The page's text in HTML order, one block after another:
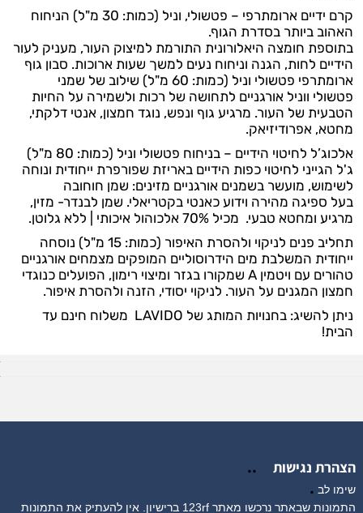
קרם ידיים ארומתרפי – פטשולי, וניל (כמות: 30 מ"ל) הניחוח
האהוב ביותר בסדרת הגוף.
בתוספת חומצה היאלורונית התורמת למיצוק העור, מעניק לעור
הידיים לחות, הגנה וניחוח נעים למשך שעות ארוכות. סבון גוף
ארומתרפי פטשולי וניל (כמות: 60 מ"ל) שילוב של שמני
פטשולי ווניל אורגניים לתחושה של רכות ולשמירה על החיות
הטבעית של העור. מרגיע גוף ונפש, נוגד חמצון, אנטי דלקתי,
מחטא, אפרודיזיאק.
אלכוג’ל לחיטוי הידיים – בניחוח פטשולי וניל (כמות: 80 מ"ל)
ג'ל הגייני לחיטוי כפות הידיים באריזת שפורפרת ייחודית ונוחה
לשימוש, מועשר בשמנים אורגניים מזינים: שמן חוחובה
בעל ספיגה מהירה וידוע כאנטי בקטריאלי. שמן לבנדר- מזין,
מרגיע ומחטא טבעי. מכיל 70% אלכוהול איכותי | ללא גלוטן.
תחליב פנים לניקוי ולהסרת האיפור (כמות: 15 מ"ל) נוסחה
ייחודית המשלבת מים הידרוסוליים המופקים מצמחים אורגניים
טהורים עם ויטמין A שמקורו בגזר ומיצוי רימון, הפועלים כנוגדי
חמצון המגנים על העור. לניקוי יסודי, הזנה ולהסרת איפור.
ניתן להשיג: בחנויות המותג של LAVIDO משלוח חינם עד
הבית!
הצהרת נגישות ..
שימו לב .
התמונות שבאתר נרכשו מאתר 123rf ברישיון. אין להעתיק את התמונות